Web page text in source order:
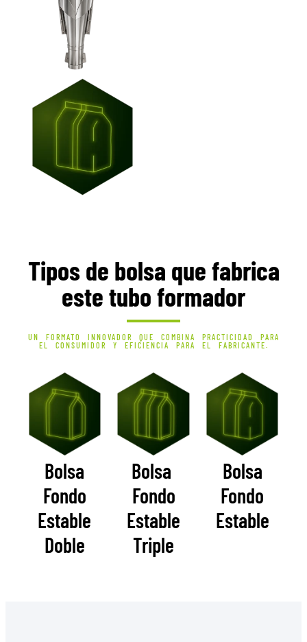
Tipos de bolsa que fabrica
este tubo formador
UN FORMATO INNOVADOR QUE COMBINA PRACTICIDAD PARA
EL CONSUMIDOR Y EFICIENCIA PARA EL FABRICANTE.
Bolsa
Fondo
Estable
Doble
Bolsa
Fondo
Estable
Triple
Bolsa
Fondo
Estable